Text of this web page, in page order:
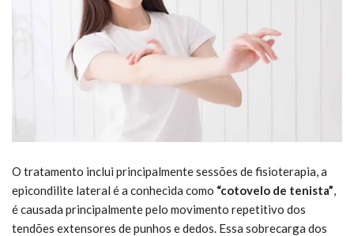
O tratamento inclui principalmente sessões de fisioterapia, a
epicondilite lateral é a conhecida como “cotovelo de tenista”,
é causada principalmente pelo movimento repetitivo dos
tendões extensores de punhos e dedos. Essa sobrecarga dos